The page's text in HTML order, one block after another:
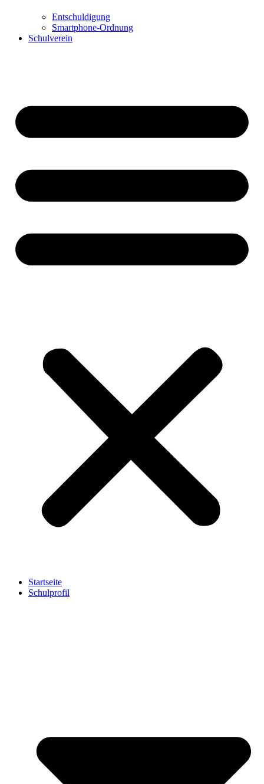
Entschuldigung
Smartphone-Ordnung
Schulverein
Startseite
Schulprofil